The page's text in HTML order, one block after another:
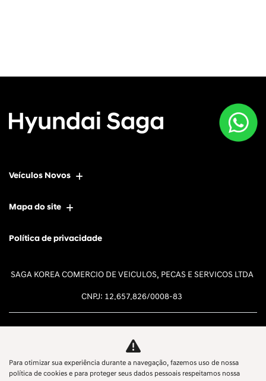
Veículos Novos
Mapa do site
Política de privacidade
SAGA KOREA COMERCIO DE VEICULOS, PECAS E SERVICOS LTDA
CNPJ: 12.657.826/0008-83
Desacelere. Seu bem maior é a
Para otimizar sua experiência durante a navegação, fazemos uso de nossa
política de cookies e para proteger seus dados pessoais respeitamos nossa